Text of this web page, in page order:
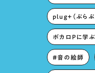
plug+（ぷらぷ
ボカロPに学
#音の絵師